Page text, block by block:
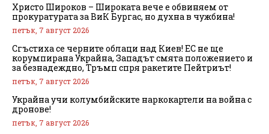
Христо Широков – Широката вече е обвиняем от
прокуратурата за ВиК Бургас, но духна в чужбина!
петък, 7 август 2026
Сгъстиха се черните облаци над Киев! ЕС не ще
корумпирана Украйна, Западът смята положението и
за безнадеждно, Тръмп спря ракетите Пейтриът!
петък, 7 август 2026
Украйна учи колумбийските наркокартели на война с
дронове!
петък, 7 август 2026